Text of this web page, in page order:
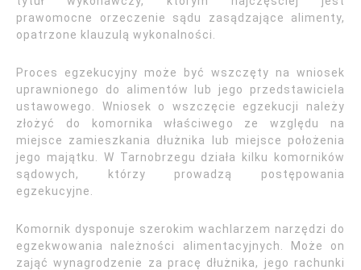
prawomocne orzeczenie sądu zasądzające alimenty,
opatrzone klauzulą wykonalności.
Proces egzekucyjny może być wszczęty na wniosek
uprawnionego do alimentów lub jego przedstawiciela
ustawowego. Wniosek o wszczęcie egzekucji należy
złożyć do komornika właściwego ze względu na
miejsce zamieszkania dłużnika lub miejsce położenia
jego majątku. W Tarnobrzegu działa kilku komorników
sądowych, którzy prowadzą postępowania
egzekucyjne.
Komornik dysponuje szerokim wachlarzem narzędzi do
egzekwowania należności alimentacyjnych. Może on
zająć wynagrodzenie za pracę dłużnika, jego rachunki